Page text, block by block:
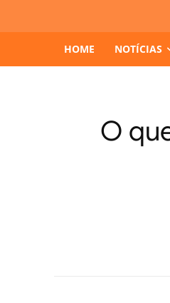
HOME NOTÍCIAS
O